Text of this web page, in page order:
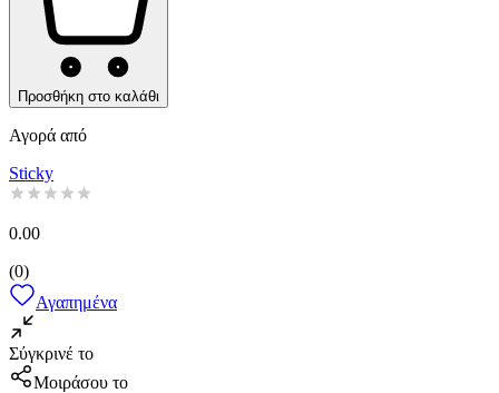
Προσθήκη στο καλάθι
Αγορά από
Sticky
0.00
(0)
Αγαπημένα
Σύγκρινέ το
Μοιράσου το